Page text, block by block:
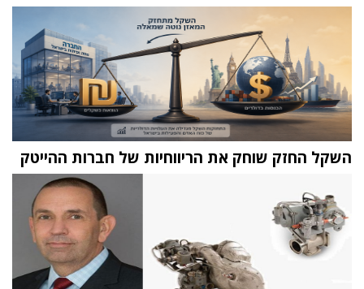
השקל החזק שוחק את הריווחיות של חברות ההייטק